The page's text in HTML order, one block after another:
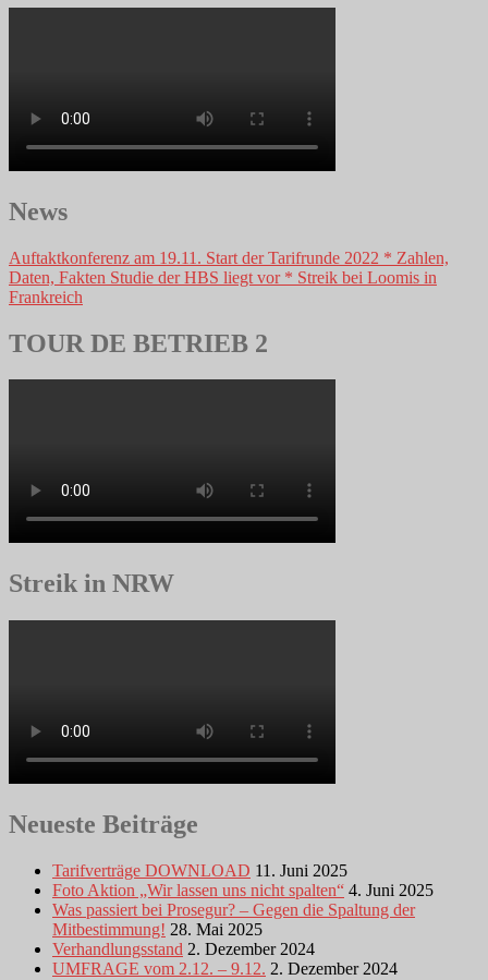
News
Auftaktkonferenz am 19.11. Start der Tarifrunde 2022 * Zahlen,
Daten, Fakten Studie der HBS liegt vor * Streik bei Loomis in
Frankreich
TOUR DE BETRIEB 2
Streik in NRW
Neueste Beiträge
Tarifverträge DOWNLOAD 11. Juni 2025
Foto Aktion „Wir lassen uns nicht spalten“ 4. Juni 2025
Was passiert bei Prosegur? – Gegen die Spaltung der
Mitbestimmung! 28. Mai 2025
Verhandlungsstand 2. Dezember 2024
UMFRAGE vom 2.12. – 9.12. 2. Dezember 2024